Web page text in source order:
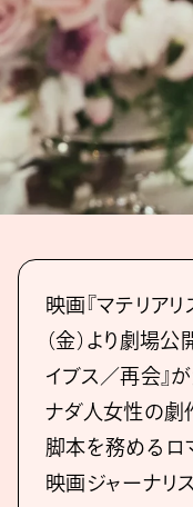
映画『マテリア
（金）より劇場
イブス／再会』
ナダ人女性の劇
脚本を務めるロ
映画ジャーナリ